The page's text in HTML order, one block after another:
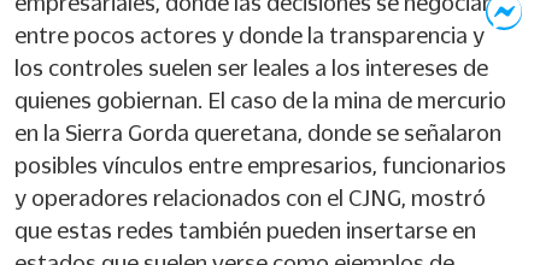
entre pocos actores y donde la transparencia y
los controles suelen ser leales a los intereses de
quienes gobiernan. El caso de la mina de mercurio
en la Sierra Gorda queretana, donde se señalaron
posibles vínculos entre empresarios, funcionarios
y operadores relacionados con el CJNG, mostró
que estas redes también pueden insertarse en